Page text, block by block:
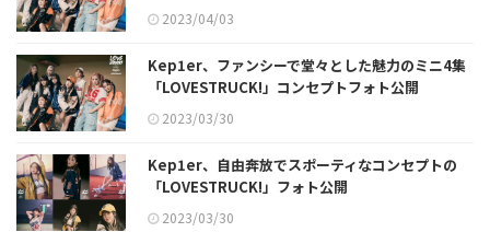
2023/04/03
Kep1er、ファンシーで堂々とした魅力のミニ4集
「LOVESTRUCK!」コンセプトフォト公開
2023/03/30
Kep1er、自由奔放でスポーティなコンセプトの
「LOVESTRUCK!」フォト公開
2023/03/30